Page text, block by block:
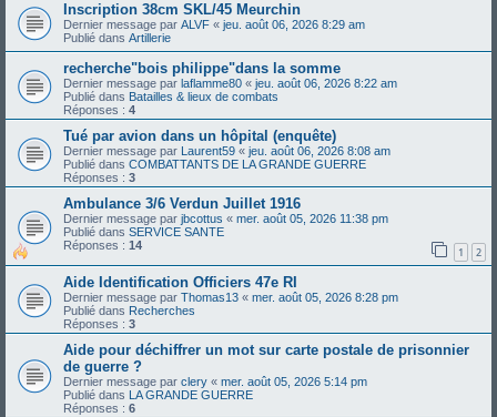
Inscription 38cm SKL/45 Meurchin
Dernier message par ALVF « jeu. août 06, 2026 8:29 am
Publié dans Artillerie
recherche"bois philippe"dans la somme
Dernier message par laflamme80 « jeu. août 06, 2026 8:22 am
Publié dans Batailles & lieux de combats
Réponses : 4
Tué par avion dans un hôpital (enquête)
Dernier message par Laurent59 « jeu. août 06, 2026 8:08 am
Publié dans COMBATTANTS DE LA GRANDE GUERRE
Réponses : 3
Ambulance 3/6 Verdun Juillet 1916
Dernier message par jbcottus « mer. août 05, 2026 11:38 pm
Publié dans SERVICE SANTE
Réponses : 14 1 2
Aide Identification Officiers 47e RI
Dernier message par Thomas13 « mer. août 05, 2026 8:28 pm
Publié dans Recherches
Réponses : 3
Aide pour déchiffrer un mot sur carte postale de prisonnier
de guerre ?
Dernier message par clery « mer. août 05, 2026 5:14 pm
Publié dans LA GRANDE GUERRE
Réponses : 6